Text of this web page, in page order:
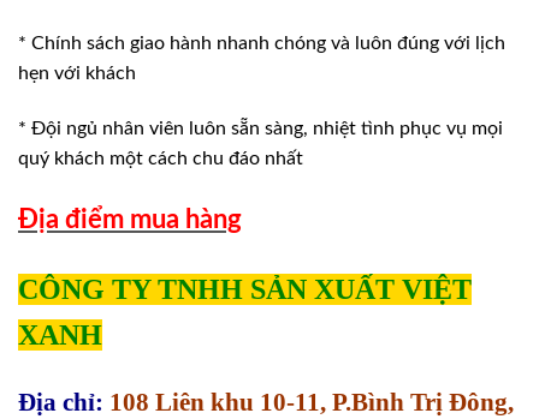
* Chính sách giao hành nhanh chóng và luôn đúng với lịch
hẹn với khách
* Đội ngủ nhân viên luôn sẵn sàng, nhiệt tình phục vụ mọi
quý khách một cách chu đáo nhất
Địa điểm mua hàng
CÔNG TY TNHH SẢN XUẤT VIỆT
XANH
Địa chỉ: 108 Liên khu 10-11, P.Bình Trị Đông,